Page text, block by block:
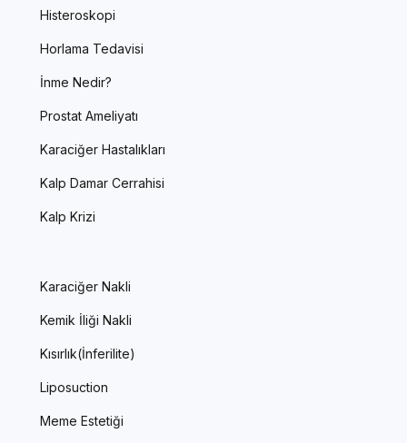
Histeroskopi
Horlama Tedavisi
İnme Nedir?
Prostat Ameliyatı
Karaciğer Hastalıkları
Kalp Damar Cerrahisi
Kalp Krizi
Karaciğer Nakli
Kemik İliği Nakli
Kısırlık(İnferilite)
Liposuction
Meme Estetiği